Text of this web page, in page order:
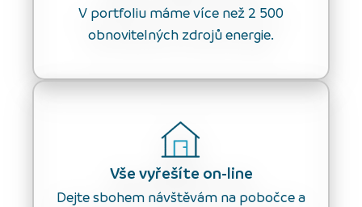
V portfoliu máme více než 2 500
obnovitelných zdrojů energie.
Vše vyřešíte on-line
Dejte sbohem návštěvám na pobočce a